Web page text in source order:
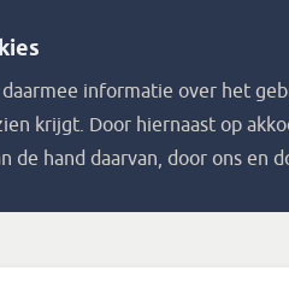
informatie over het
krijgt. Door hiernaast op
de hand daarvan, door ons en